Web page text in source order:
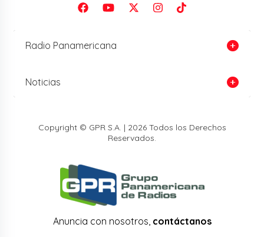
Radio Panamericana
Noticias
Copyright © GPR S.A. | 2026 Todos los Derechos
Reservados.
Anuncia con nosotros, contáctanos